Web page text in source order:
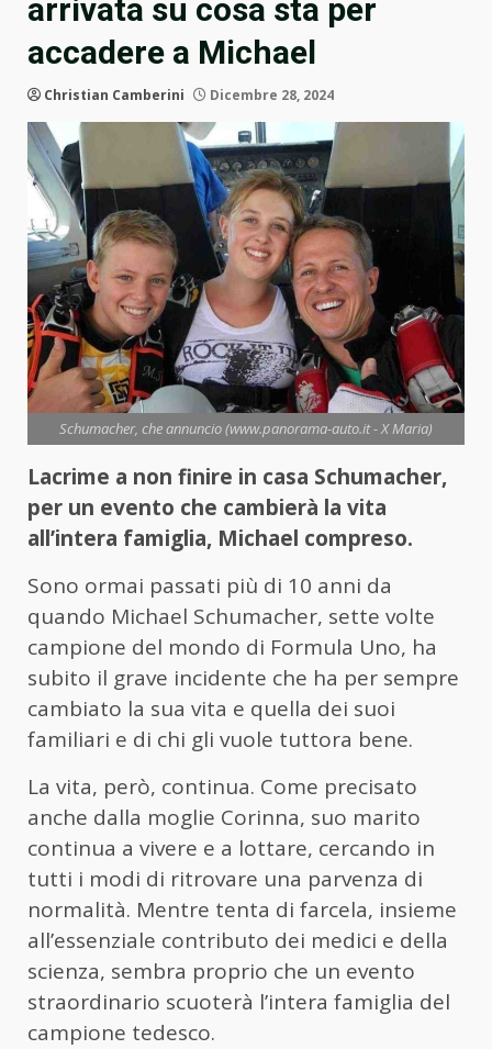
arrivata su cosa sta per
accadere a Michael
Christian Camberini Dicembre 28, 2024
Schumacher, che annuncio (www.panorama-auto.it - X Maria)
Lacrime a non finire in casa Schumacher,
per un evento che cambierà la vita
all’intera famiglia, Michael compreso.
Sono ormai passati più di 10 anni da
quando Michael Schumacher, sette volte
campione del mondo di Formula Uno, ha
subito il grave incidente che ha per sempre
cambiato la sua vita e quella dei suoi
familiari e di chi gli vuole tuttora bene.
La vita, però, continua. Come precisato
anche dalla moglie Corinna, suo marito
continua a vivere e a lottare, cercando in
tutti i modi di ritrovare una parvenza di
normalità. Mentre tenta di farcela, insieme
all’essenziale contributo dei medici e della
scienza, sembra proprio che un evento
straordinario scuoterà l’intera famiglia del
campione tedesco.